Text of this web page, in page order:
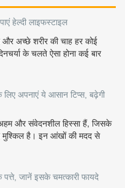
हेल्दी लाइफस्टाइल
अच्छे शरीर की चाह हर कोई
के चलते ऐसा होना कई बार
अपनाएं ये आसान टिप्स, बढ़ेगी
और संवेदनशील हिस्सा हैं, जिसके
मुश्किल है। इन आंखों की मदद से
जानें इसके चमत्कारी फायदे